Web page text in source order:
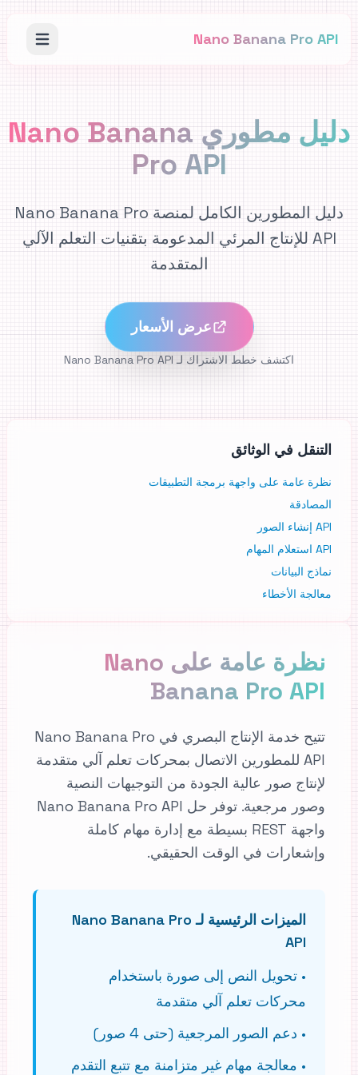
Nano Banana Pro API
دليل مطوري Nano Banana
Pro API
دليل المطورين الكامل لمنصة Nano Banana Pro
API للإنتاج المرئي المدعومة بتقنيات التعلم الآلي
المتقدمة
عرض الأسعار
اكتشف خطط الاشتراك لـ Nano Banana Pro API
التنقل في الوثائق
نظرة عامة على واجهة برمجة التطبيقات
المصادقة
API إنشاء الصور
API استعلام المهام
نماذج البيانات
معالجة الأخطاء
نظرة عامة على Nano
Banana Pro API
تتيح خدمة الإنتاج البصري في Nano Banana Pro
API للمطورين الاتصال بمحركات تعلم آلي متقدمة
لإنتاج صور عالية الجودة من التوجيهات النصية
وصور مرجعية. توفر حل Nano Banana Pro API
واجهة REST بسيطة مع إدارة مهام كاملة
وإشعارات في الوقت الحقيقي.
الميزات الرئيسية لـ Nano Banana Pro
API
• تحويل النص إلى صورة باستخدام
محركات تعلم آلي متقدمة
• دعم الصور المرجعية (حتى 4 صور)
• معالجة مهام غير متزامنة مع تتبع التقدم